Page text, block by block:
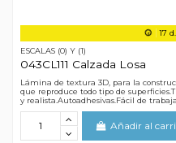
17 d.
ESCALAS (0) Y (1)
043CL111 Calzada Losa
Lámina de textura 3D, para la
que reproduce todo tipo de
y realista.Autoadhesivas.Fácil de
Añadir al